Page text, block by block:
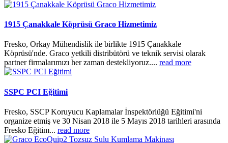
1915 Çanakkale Köprüsü Graco Hizmetimiz
Fresko, Orkay Mühendislik ile birlikte 1915 Çanakkale
Köprüsü'nde. Graco yetkili distribütörü ve teknik servisi olarak
partner firmalarımızı her zaman destekliyoruz.... read more
SSPC PCI Eğitimi
Fresko, SSCP Koruyucu Kaplamalar İnspektörlüğü Eğitimi'ni
organize etmiş ve 30 Nisan 2018 ile 5 Mayıs 2018 tarihleri arasında
Fresko Eğitim... read more